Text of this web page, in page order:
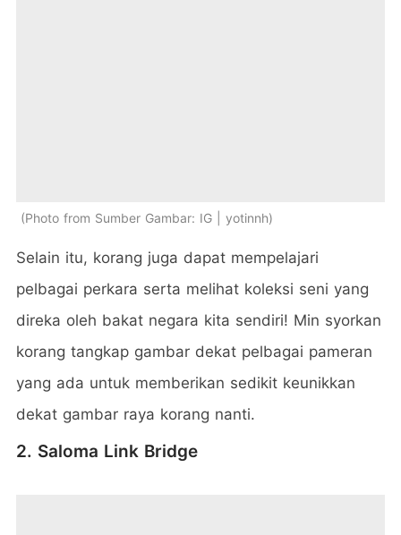
Photo from Sumber Gambar: IG | yotinnh
Selain itu, korang juga dapat mempelajari
pelbagai perkara serta melihat koleksi seni yang
direka oleh bakat negara kita sendiri! Min syorkan
korang tangkap gambar dekat pelbagai pameran
yang ada untuk memberikan sedikit keunikkan
dekat gambar raya korang nanti.
2. Saloma Link Bridge